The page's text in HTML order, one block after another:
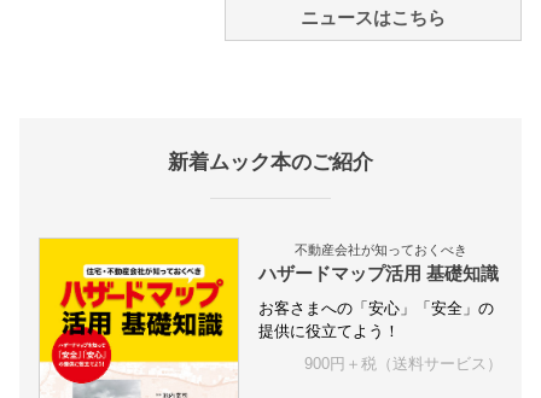
ニュースはこちら
新着ムック本のご紹介
不動産会社が知っておくべき
ハザードマップ活用 基礎知識
お客さまへの「安心」「安全」の
提供に役立てよう！
900円＋税（送料サービス）